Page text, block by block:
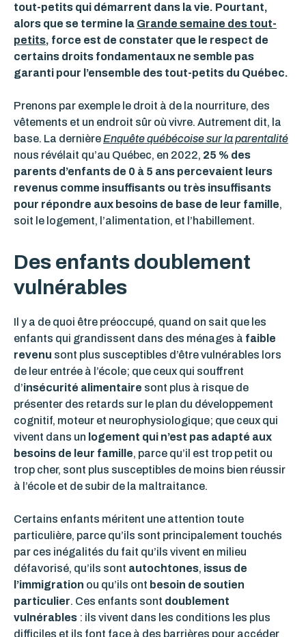
tout-petits qui démarrent dans la vie. Pourtant,
alors que se termine la Grande semaine des tout-
petits, force est de constater que le respect de
certains droits fondamentaux ne semble pas
garanti pour l’ensemble des tout-petits du Québec.
Prenons par exemple le droit à de la nourriture, des
vêtements et un endroit sûr où vivre. Autrement dit, la
base. La dernièreEnquête québécoise sur la parentalité
nous révélait qu’au Québec, en 2022, 25 % des
parents d’enfants de 0 à 5 ans percevaient leurs
revenus comme insuffisants ou très insuffisants
pour répondre aux besoins de base de leur famille,
soit le logement, l’alimentation, et l’habillement.
Des enfants doublement
vulnérables
Il y a de quoi être préoccupé, quand on sait que les
enfants qui grandissent dans des ménages à faible
revenu sont plus susceptibles d’être vulnérables lors
de leur entrée à l’école; que ceux qui souffrent
d’insécurité alimentaire sont plus à risque de
présenter des retards sur le plan du développement
cognitif, moteur et neurophysiologique; que ceux qui
vivent dans un logement qui n’est pas adapté aux
besoins de leur famille, parce qu’il est trop petit ou
trop cher, sont plus susceptibles de moins bien réussir
à l’école et de subir de la maltraitance.
Certains enfants méritent une attention toute
particulière, parce qu’ils sont principalement touchés
par ces inégalités du fait qu’ils vivent en milieu
défavorisé, qu’ils sont autochtones, issus de
l’immigration ou qu’ils ont besoin de soutien
particulier. Ces enfants sont doublement
vulnérables : ils vivent dans les conditions les plus
difficiles et ils font face à des barrières pour accéder